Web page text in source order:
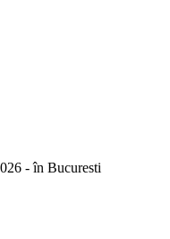
- în Bucuresti